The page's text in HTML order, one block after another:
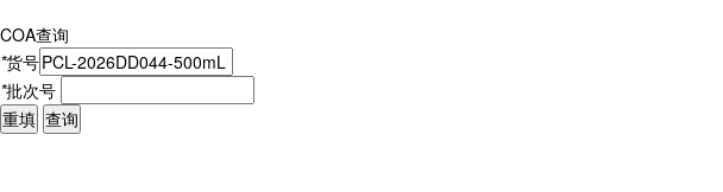
COA查询
*货号
*批次号
重填 查询